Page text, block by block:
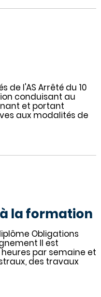
de l'AS Arrêté du 10
conduisant au
et portant
aux modalités de
la formation
Obligations
Il est
par semaine et
des travaux